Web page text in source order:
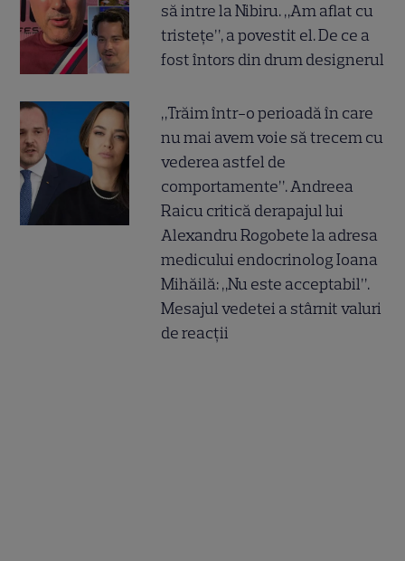
să intre la Nibiru. „Am aflat cu
tristețe”, a povestit el. De ce a
fost întors din drum designerul
„Trăim într-o perioadă în care
nu mai avem voie să trecem cu
vederea astfel de
comportamente”. Andreea
Raicu critică derapajul lui
Alexandru Rogobete la adresa
medicului endocrinolog Ioana
Mihăilă: „Nu este acceptabil”.
Mesajul vedetei a stârnit valuri
de reacții